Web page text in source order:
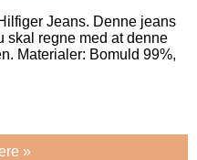
Jeans. Denne jeans
skal regne med at denne
Materialer: Bomuld 99%,
»